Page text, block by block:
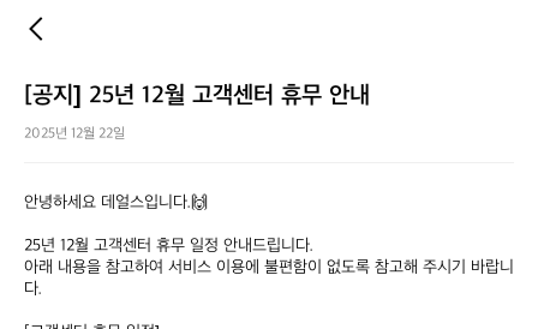
[공지] 25년 12월 고객센터 휴무 안내
2025년 12월 22일
안녕하세요 데얼스입니다.🙌
25년 12월 고객센터 휴무 일정 안내드립니다.
아래 내용을 참고하여 서비스 이용에 불편함이 없도록 참고해 주시기 바랍니
다.